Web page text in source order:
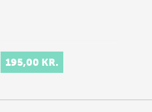
195,00 KR.